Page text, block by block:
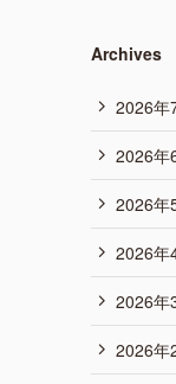
Archives
2026年
2026年
2026年
2026年
2026年
2026年